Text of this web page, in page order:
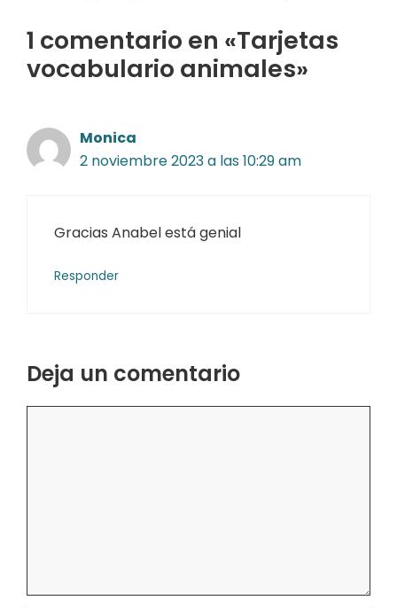
1 comentario en «Tarjetas
vocabulario animales»
Monica
2 noviembre 2023 a las 10:29 am
Gracias Anabel está genial
Responder
Deja un comentario